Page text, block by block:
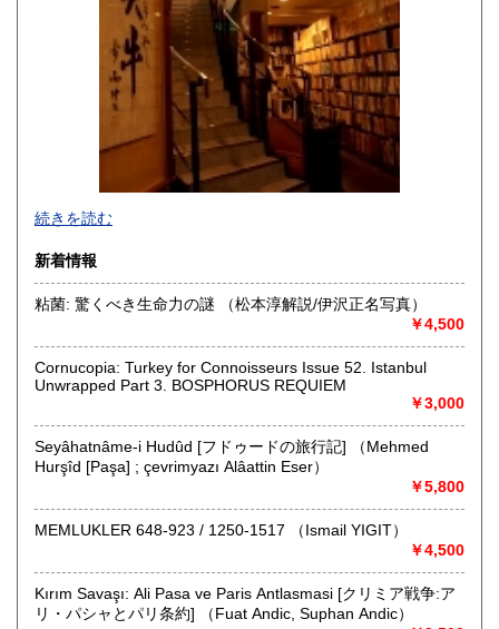
300円 長崎県
300円 大分県
300円 鹿児島県
1,000円
創業明治40年。
吹き抜け2階建ての店内を新旧様々魅力的な書籍が彩ります。
ユニークで楽しい本との出会いをお届けいたします。
店の前には6台分の駐車スペースがございます。
沿線名：北大阪急行(地下鉄 御堂筋線)
最寄駅：「緑地公園」駅下車、南出口千里山方面から南へ
営業時間：11:00〜19:00
定休日：年中無休 (年内12月30日午後5時まで年始1月4日よ
り)
書籍の買取について
天牛書店では創業以来 百年に亘る経験から、
ただきます。
ご売却をお考えのお客様はぜひ当店までご一報くださいま
せ。
続きを読む
新着情報
粘菌: 驚くべき生命力の謎 （松本淳解説/伊沢正名写真）
￥4,500
Cornucopia: Turkey for Connoisseurs Issue 52. Istanbul
Unwrapped Part 3. BOSPHORUS REQUIEM
￥3,000
Seyâhatnâme-i Hudûd [フドゥードの旅行記] （Mehmed
Hurşîd [Paşa] ; çevrimyazı Alâattin Eser）
￥5,800
MEMLUKLER 648-923 / 1250-1517 （Ismail YIGIT）
￥4,500
Kırım Savaşı: Ali Pasa ve Paris Antlasmasi [クリミア戦争:ア
リ・パシャとパリ条約] （Fuat Andic, Suphan Andic）